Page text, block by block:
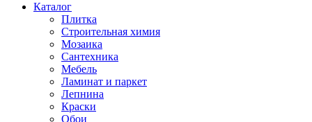
Каталог
Плитка
Строительная химия
Мозаика
Сантехника
Мебель
Ламинат и паркет
Лепнина
Краски
Обои